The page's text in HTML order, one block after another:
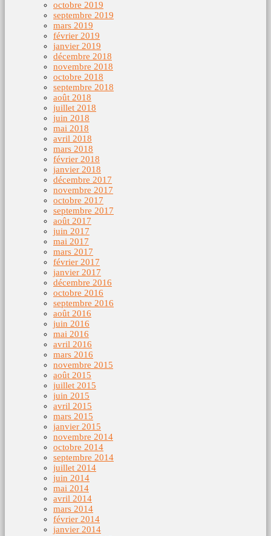
octobre 2019
septembre 2019
mars 2019
février 2019
janvier 2019
décembre 2018
novembre 2018
octobre 2018
septembre 2018
août 2018
juillet 2018
juin 2018
mai 2018
avril 2018
mars 2018
février 2018
janvier 2018
décembre 2017
novembre 2017
octobre 2017
septembre 2017
août 2017
juin 2017
mai 2017
mars 2017
février 2017
janvier 2017
décembre 2016
octobre 2016
septembre 2016
août 2016
juin 2016
mai 2016
avril 2016
mars 2016
novembre 2015
août 2015
juillet 2015
juin 2015
avril 2015
mars 2015
janvier 2015
novembre 2014
octobre 2014
septembre 2014
juillet 2014
juin 2014
mai 2014
avril 2014
mars 2014
février 2014
janvier 2014